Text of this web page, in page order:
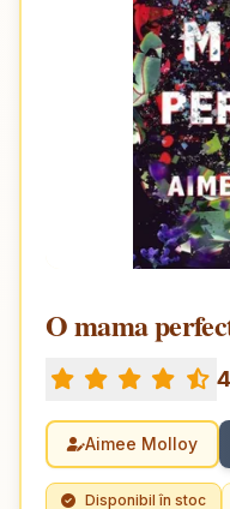
O mama
Aimee Molloy
Disponibil în stoc